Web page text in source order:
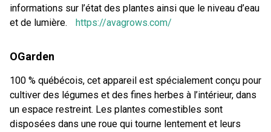
informations sur l’état des plantes ainsi que le niveau d’eau
et de lumière. https://avagrows.com/
OGarden
100 % québécois, cet appareil est spécialement conçu pour
cultiver des légumes et des fines herbes à l’intérieur, dans
un espace restreint. Les plantes comestibles sont
disposées dans une roue qui tourne lentement et leurs